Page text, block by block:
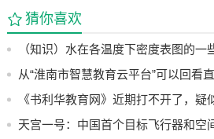
3. 光的颜色：理解光的本质，以及光
热学部分可能会遇到的常见问题包括
1. 温度和热力学定律：理解温度的意
解温度差的测量方法。
2. 气体性质：了解气体性质，并掌握
猜你喜欢
（知识）水在各温度下密度表图的一
从“淮南市智慧教育云平台”可以回看
了
《书利华教育网》近期打不开了，疑
其侵权
天宫一号：中国首个目标飞行器和空